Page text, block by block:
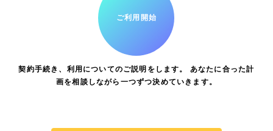
ご利用開始
契約手続き、利用についてのご説明をします。 あなたに合った計
画を相談しながら一つずつ決めていきます。